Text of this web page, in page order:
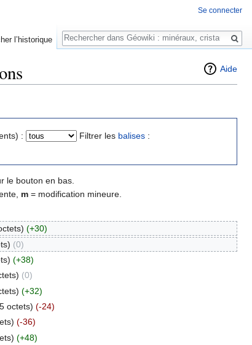
Aide
: Filtrer les balises :
le bouton en bas.
m = modification mineure.
(+30)
(0)
(+38)
(0)
(+32)
octets) (-24)
(-36)
(+48)
Se connecter
l’historique
Rechercher